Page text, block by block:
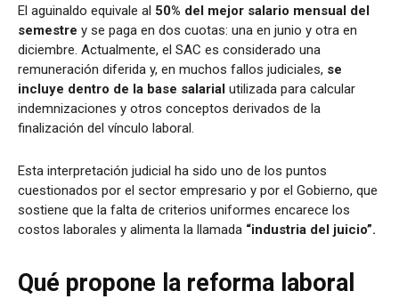
El aguinaldo equivale al 50% del mejor salario mensual del
semestre y se paga en dos cuotas: una en junio y otra en
diciembre. Actualmente, el SAC es considerado una
remuneración diferida y, en muchos fallos judiciales, se
incluye dentro de la base salarial utilizada para calcular
indemnizaciones y otros conceptos derivados de la
finalización del vínculo laboral.
Esta interpretación judicial ha sido uno de los puntos
cuestionados por el sector empresario y por el Gobierno, que
sostiene que la falta de criterios uniformes encarece los
costos laborales y alimenta la llamada “industria del juicio”.
Qué propone la reforma laboral